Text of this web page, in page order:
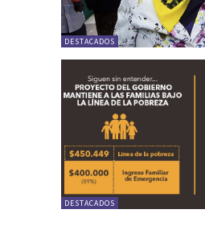
DESTACADOS
DESTACADOS